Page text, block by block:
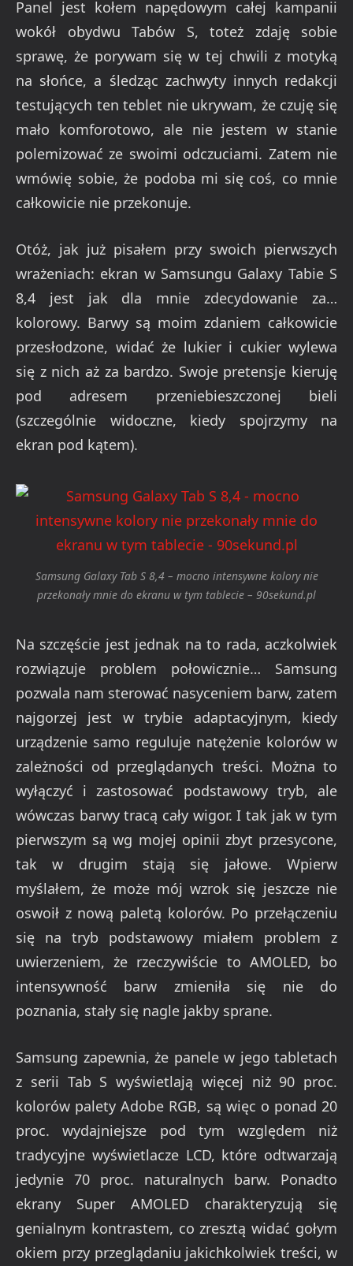
Panel jest kołem napędowym całej kampanii
wokół obydwu Tabów S, toteż zdaję sobie
sprawę, że porywam się w tej chwili z motyką
na słońce, a śledząc zachwyty innych redakcji
testujących ten teblet nie ukrywam, że czuję się
mało komforotowo, ale nie jestem w stanie
polemizować ze swoimi odczuciami. Zatem nie
wmówię sobie, że podoba mi się coś, co mnie
całkowicie nie przekonuje.
Otóż, jak już pisałem przy swoich pierwszych
wrażeniach: ekran w Samsungu Galaxy Tabie S
8,4 jest jak dla mnie zdecydowanie za…
kolorowy. Barwy są moim zdaniem całkowicie
przesłodzone, widać że lukier i cukier wylewa
się z nich aż za bardzo. Swoje pretensje kieruję
pod adresem przeniebieszczonej bieli
(szczególnie widoczne, kiedy spojrzymy na
ekran pod kątem).
Samsung Galaxy Tab S 8,4 – mocno intensywne kolory nie
przekonały mnie do ekranu w tym tablecie – 90sekund.pl
Na szczęście jest jednak na to rada, aczkolwiek
rozwiązuje problem połowicznie… Samsung
pozwala nam sterować nasyceniem barw, zatem
najgorzej jest w trybie adaptacyjnym, kiedy
urządzenie samo reguluje natężenie kolorów w
zależności od przeglądanych treści. Można to
wyłączyć i zastosować podstawowy tryb, ale
wówczas barwy tracą cały wigor. I tak jak w tym
pierwszym są wg mojej opinii zbyt przesycone,
tak w drugim stają się jałowe. Wpierw
myślałem, że może mój wzrok się jeszcze nie
oswoił z nową paletą kolorów. Po przełączeniu
się na tryb podstawowy miałem problem z
uwierzeniem, że rzeczywiście to AMOLED, bo
intensywność barw zmieniła się nie do
poznania, stały się nagle jakby sprane.
Samsung zapewnia, że panele w jego tabletach
z serii Tab S wyświetlają więcej niż 90 proc.
kolorów palety Adobe RGB, są więc o ponad 20
proc. wydajniejsze pod tym względem niż
tradycyjne wyświetlacze LCD, które odtwarzają
jedynie 70 proc. naturalnych barw. Ponadto
ekrany Super AMOLED charakteryzują się
genialnym kontrastem, co zresztą widać gołym
okiem przy przeglądaniu jakichkolwiek treści, w